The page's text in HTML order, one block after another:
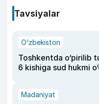
Tavsiyalar
O‘zbekiston
Toshkentda o‘pirilib
6 kishiga sud hukmi
Madaniyat